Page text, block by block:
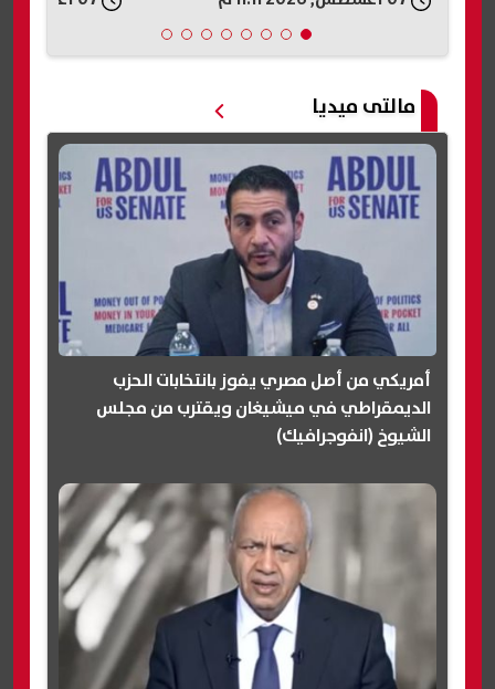
مالتى ميديا
أمريكي من أصل مصري يفوز بانتخابات الحزب
الديمقراطي في ميشيغان ويقترب من مجلس
الشيوخ (انفوجرافيك)